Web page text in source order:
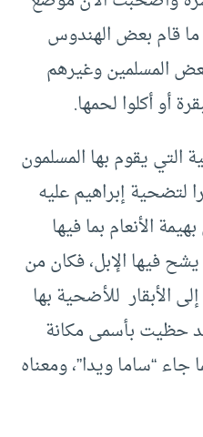
ما قام بعض الهندوس
المسلمين وغيرهم
أو أكلوا لحمها.
يقوم بها المسلمون
لتضحية إبراهيم عليه
الأنعام بما فيها
يشح فيها الإبل، فكان من
الأبقار للأضحية بها
قد حظيت بأسمى مكانة
“ساما ويدا”، ومعناه